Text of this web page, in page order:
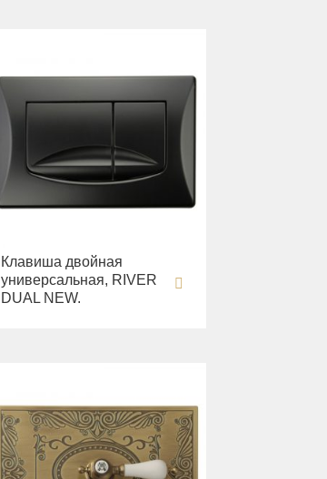
Клавиша двойная
универсальная, RIVER
DUAL NEW.